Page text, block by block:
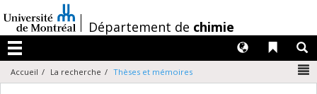
au
contenu
/Département de chimie
Menu
Liens
Langues
Accueil La recherche Thèses et mémoires